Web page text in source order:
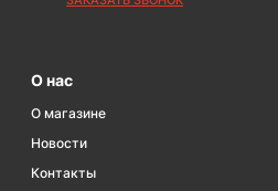
О нас
О магазине
Новости
Контакты